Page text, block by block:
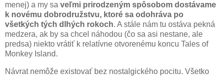
menej) a my sa veľmi prirodzeným spôsobom dostávame
k novému dobrodružstvu, ktoré sa odohráva po
všetkých tých dlhých rokoch. A stále nám tu ostáva pekná
medzera, ak by sa chcel náhodou (čo sa asi nestane, ale
predsa) niekto vrátiť k relatívne otvorenému koncu Tales of
Monkey Island.
Návrat nemôže existovať bez nostalgického pocitu. Všetko